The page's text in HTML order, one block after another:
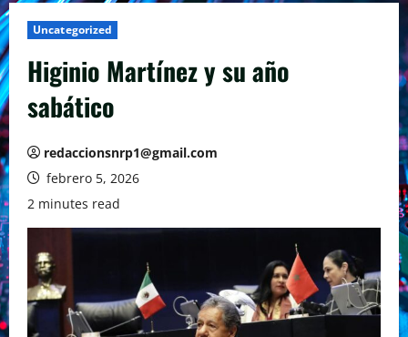
Uncategorized
Higinio Martínez y su año
sabático
redaccionsnrp1@gmail.com
febrero 5, 2026
2 minutes read